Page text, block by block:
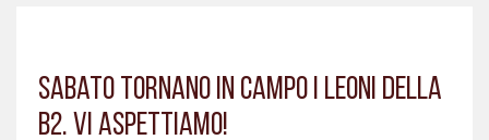
Sabato tornano in campo i leoni della
B2. Vi aspettiamo!